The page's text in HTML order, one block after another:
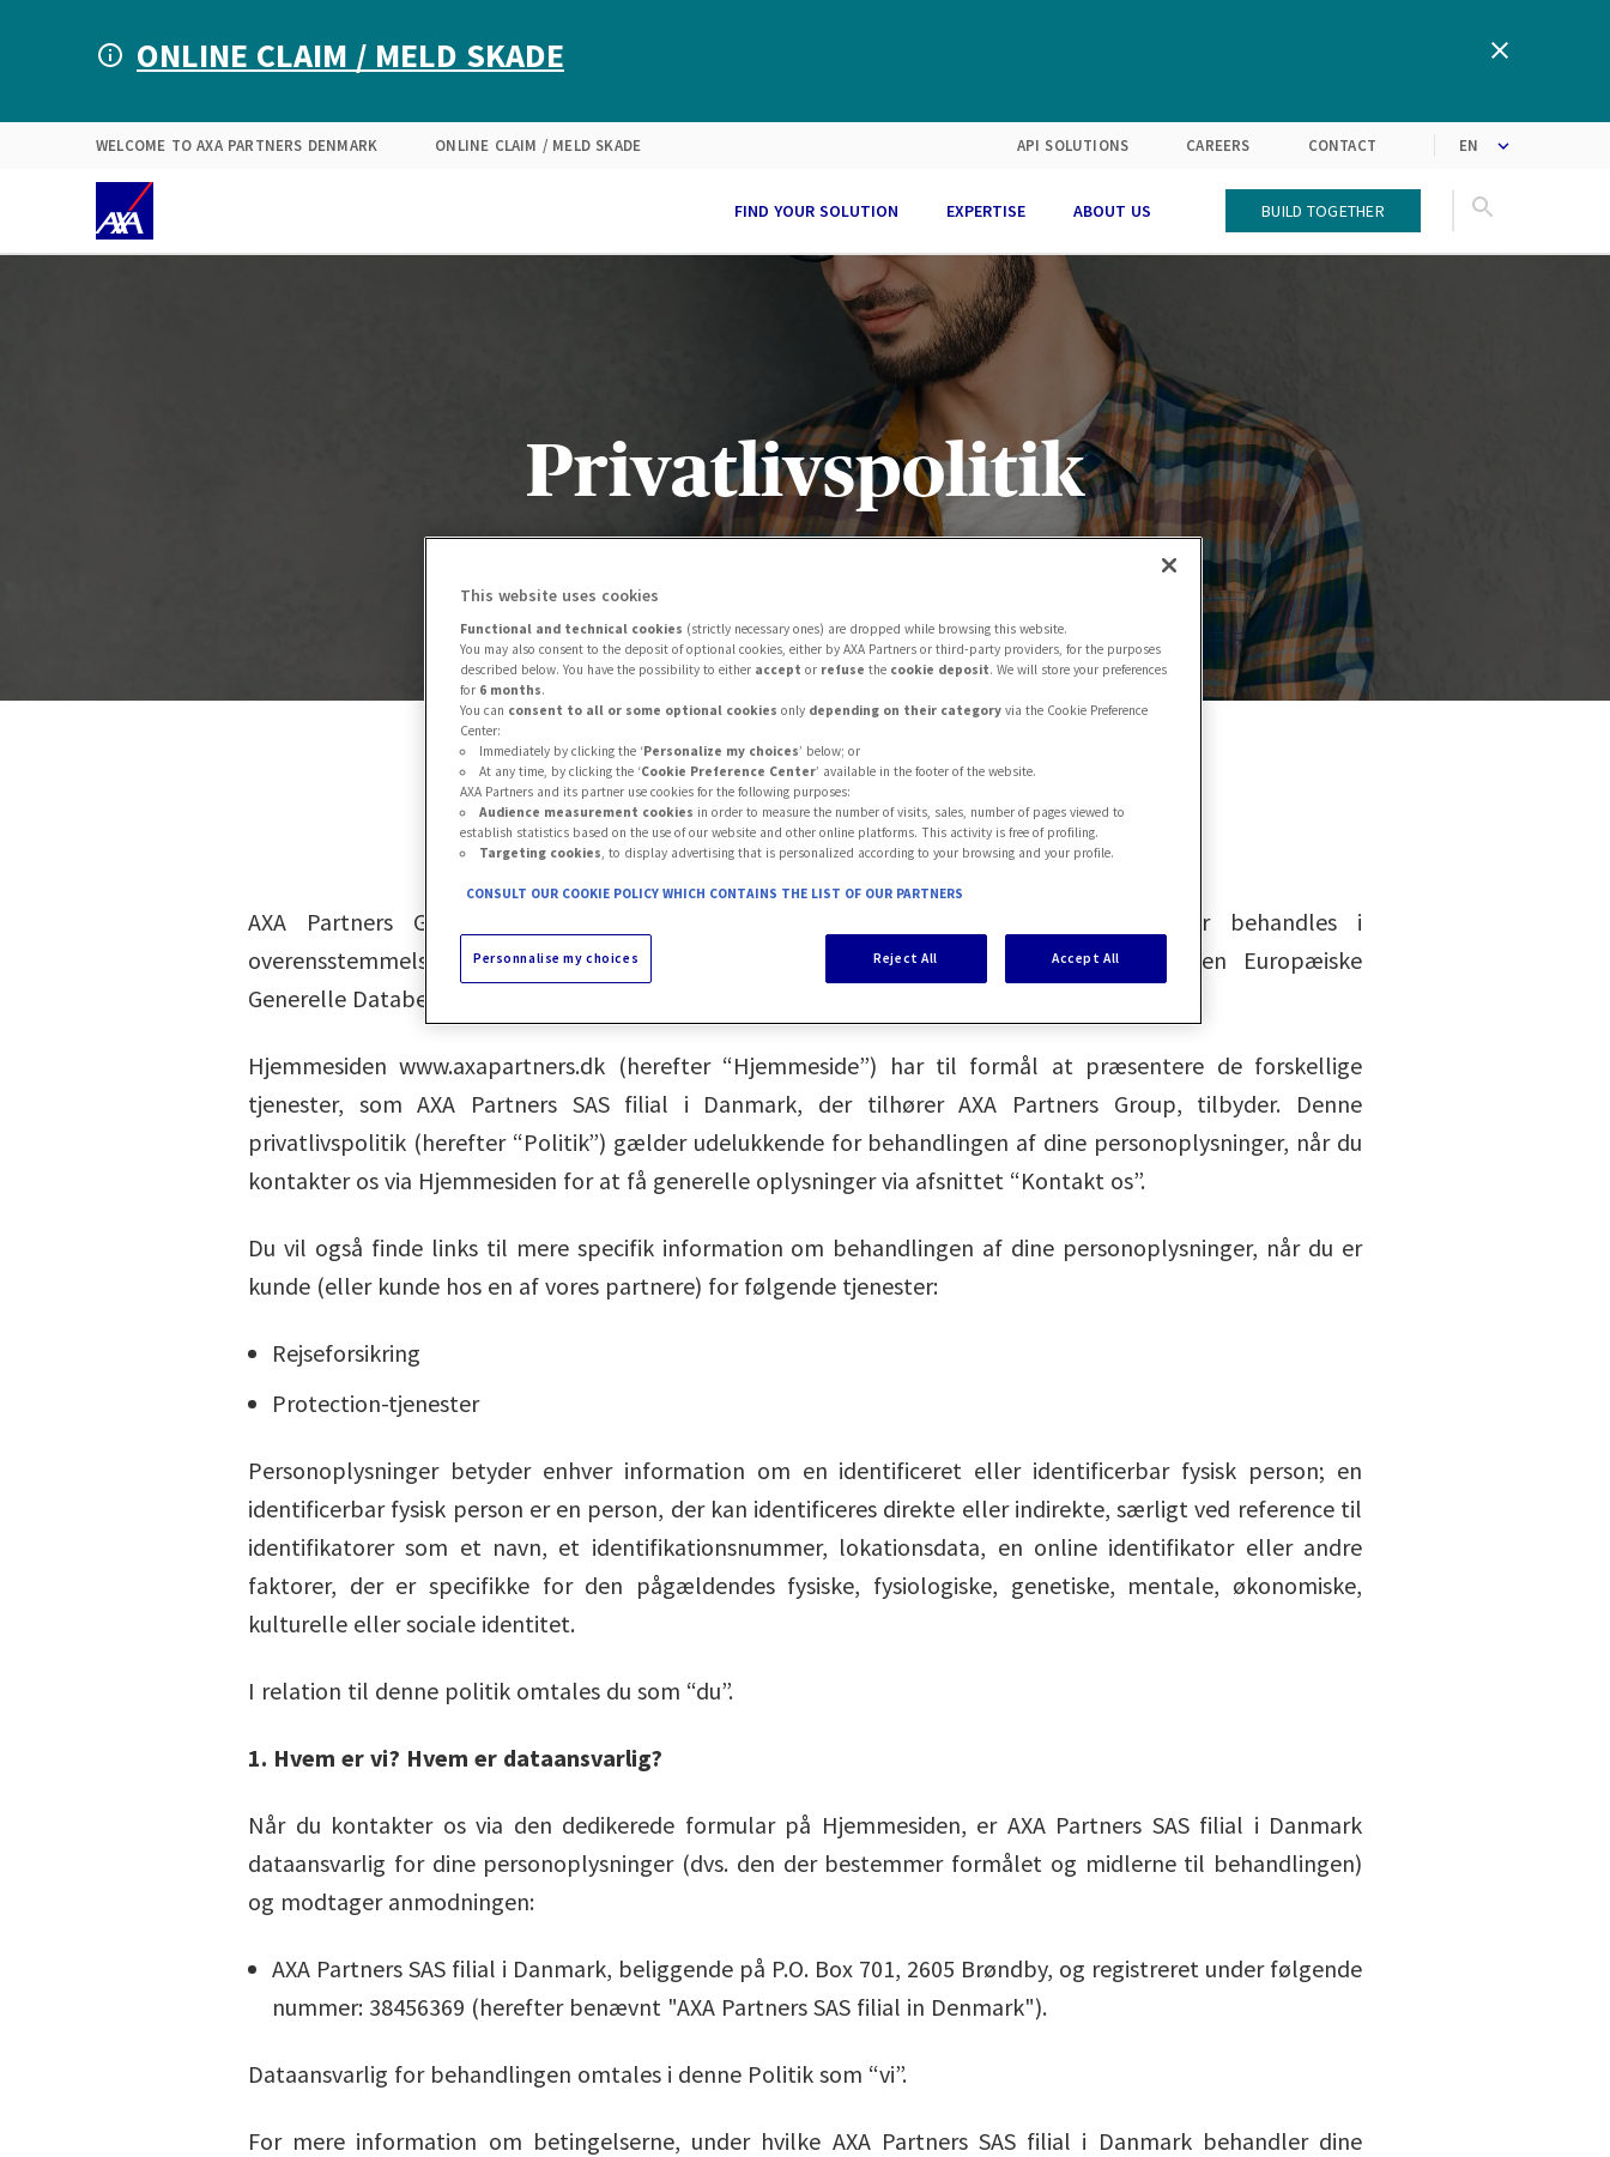
ONLINE CLAIM / MELD SKADE
WELCOME TO AXA PARTNERS DENMARK ONLINE CLAIM / MELD SKADE API SOLUTIONS CAREERS CONTACT
FIND YOUR SOLUTION
expectations into solutions
EXPERTISE
and future trends
ABOUT US Build Together
Privatlivspolitik
AXA – Privatlivspolitik
AXA Partners Group respekterer dit privatliv og sikrer, at dine personoplysninger behandles i
overensstemmelse med gældende privatlivslovgivning og bedste praksis, herunder Den Europæiske
Generelle Databeskyttelsesforordning (GDPR) (forordning (EU) 2016/679).
Hjemmesiden www.axapartners.dk (herefter “Hjemmeside”) har til formål at præsentere de forskellige
tjenester, som AXA Partners SAS filial i Danmark, der tilhører AXA Partners Group, tilbyder. Denne
privatlivspolitik (herefter “Politik”) gælder udelukkende for behandlingen af dine personoplysninger, når du
kontakter os via Hjemmesiden for at få generelle oplysninger via afsnittet “Kontakt os”.
Du vil også finde links til mere specifik information om behandlingen af dine personoplysninger, når du er
kunde (eller kunde hos en af vores partnere) for følgende tjenester:
Rejseforsikring
Protection-tjenester
Personoplysninger betyder enhver information om en identificeret eller identificerbar fysisk person; en
identificerbar fysisk person er en person, der kan identificeres direkte eller indirekte, særligt ved reference til
identifikatorer som et navn, et identifikationsnummer, lokationsdata, en online identifikator eller andre
faktorer, der er specifikke for den pågældendes fysiske, fysiologiske, genetiske, mentale, økonomiske,
kulturelle eller sociale identitet.
I relation til denne politik omtales du som “du”.
1. Hvem er vi? Hvem er dataansvarlig?
Når du kontakter os via den dedikerede formular på Hjemmesiden, er AXA Partners SAS filial i Danmark
dataansvarlig for dine personoplysninger (dvs. den der bestemmer formålet og midlerne til behandlingen)
og modtager anmodningen:
AXA Partners SAS filial i Danmark, beliggende på P.O. Box 701, 2605 Brøndby, og registreret under følgende
nummer: 38456369 (herefter benævnt "AXA Partners SAS filial in Denmark").
Dataansvarlig for behandlingen omtales i denne Politik som “vi”.
For mere information om betingelserne, under hvilke AXA Partners SAS filial i Danmark behandler dine
This website uses cookies
Functional and technical cookies (strictly necessary ones) are dropped while browsing this website.
You may also consent to the deposit of optional cookies, either by AXA Partners or third-party providers, for the purposes
described below. You have the possibility to either accept or refuse the cookie deposit. We will store your preferences
for 6 months.
You can consent to all or some optional cookies only depending on their category via the Cookie Preference
Center:
Immediately by clicking the ‘Personalize my choices’ below; or
At any time, by clicking the ‘Cookie Preference Center’ available in the footer of the website.
AXA Partners and its partner use cookies for the following purposes:
Audience measurement cookies in order to measure the number of visits, sales, number of pages viewed to
establish statistics based on the use of our website and other online platforms. This activity is free of profiling.
Targeting cookies, to display advertising that is personalized according to your browsing and your profile.
CONSULT OUR COOKIE POLICY WHICH CONTAINS THE LIST OF OUR PARTNERS
Personnalise my choices Reject All Accept All